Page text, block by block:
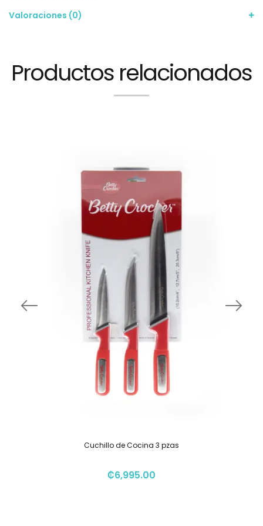
Valoraciones (0)
Productos relacionados
Cuchillo de Cocina 3 pzas
₡6,995.00